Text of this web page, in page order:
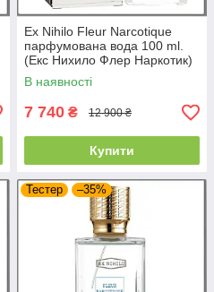
Ex Nihilo Fleur Narcotique
парфумована вода 100 ml.
(Екс Нихило Флер Наркотик)
В наявності
7 740 ₴ 12 900 ₴
Купити
Тестер –35%